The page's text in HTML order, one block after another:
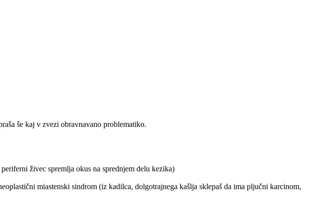
še kaj v zvezi obravnavano problematiko.
živec spremlja okus na sprednjem delu kezika)
miastenski sindrom (iz kadilca, dolgotrajnega kašlja sklepaš da ima pljučni karcinom,